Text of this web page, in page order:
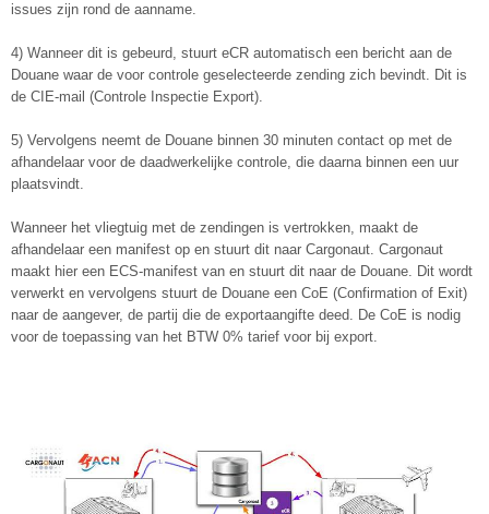
issues zijn rond de aanname.
4) Wanneer dit is gebeurd, stuurt eCR automatisch een bericht aan de
Douane waar de voor controle geselecteerde zending zich bevindt. Dit is
de CIE-mail (Controle Inspectie Export).
5) Vervolgens neemt de Douane binnen 30 minuten contact op met de
afhandelaar voor de daadwerkelijke controle, die daarna binnen een uur
plaatsvindt.
Wanneer het vliegtuig met de zendingen is vertrokken, maakt de
afhandelaar een manifest op en stuurt dit naar Cargonaut. Cargonaut
maakt hier een ECS-manifest van en stuurt dit naar de Douane. Dit wordt
verwerkt en vervolgens stuurt de Douane een CoE (Confirmation of Exit)
naar de aangever, de partij die de exportaangifte deed. De CoE is nodig
voor de toepassing van het BTW 0% tarief voor bij export.